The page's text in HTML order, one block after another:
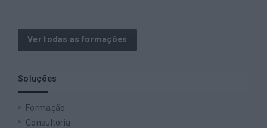
Ver todas as formações
Soluções
Formação
Consultoria